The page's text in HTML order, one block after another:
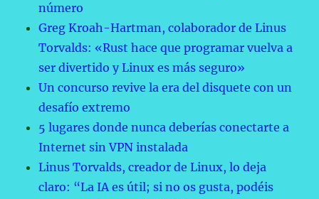
número
Greg Kroah-Hartman, colaborador de Linus
Torvalds: «Rust hace que programar vuelva a
ser divertido y Linux es más seguro»
Un concurso revive la era del disquete con un
desafío extremo
5 lugares donde nunca deberías conectarte a
Internet sin VPN instalada
Linus Torvalds, creador de Linux, lo deja
claro: “La IA es útil; si no os gusta, podéis